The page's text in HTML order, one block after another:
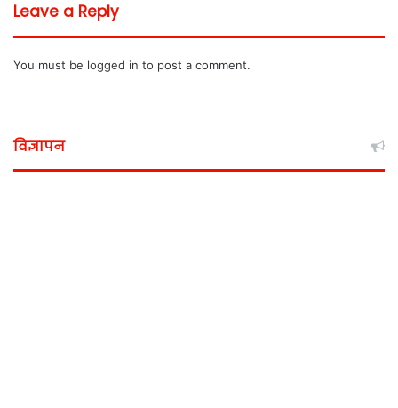
Leave a Reply
You must be logged in to post a comment.
विज्ञापन